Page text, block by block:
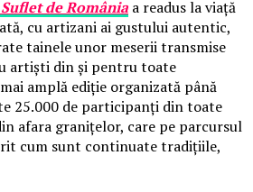
Suflet de România a readus la viață
cu artizani ai gustului autentic,
tainele unor meserii transmise
artiști din și pentru toate
amplă ediție organizată până
25.000 de participanți din toate
afara granițelor, care pe parcursul
cum sunt continuate tradițiile,